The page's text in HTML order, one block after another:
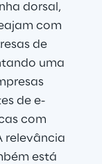
dorsal,
com
de
uma
de e-
com
relevância
está